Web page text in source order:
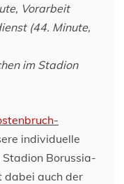
Vorarbeit
(44. Minute,
im Stadion
individuelle
Borussia-
dabei auch der